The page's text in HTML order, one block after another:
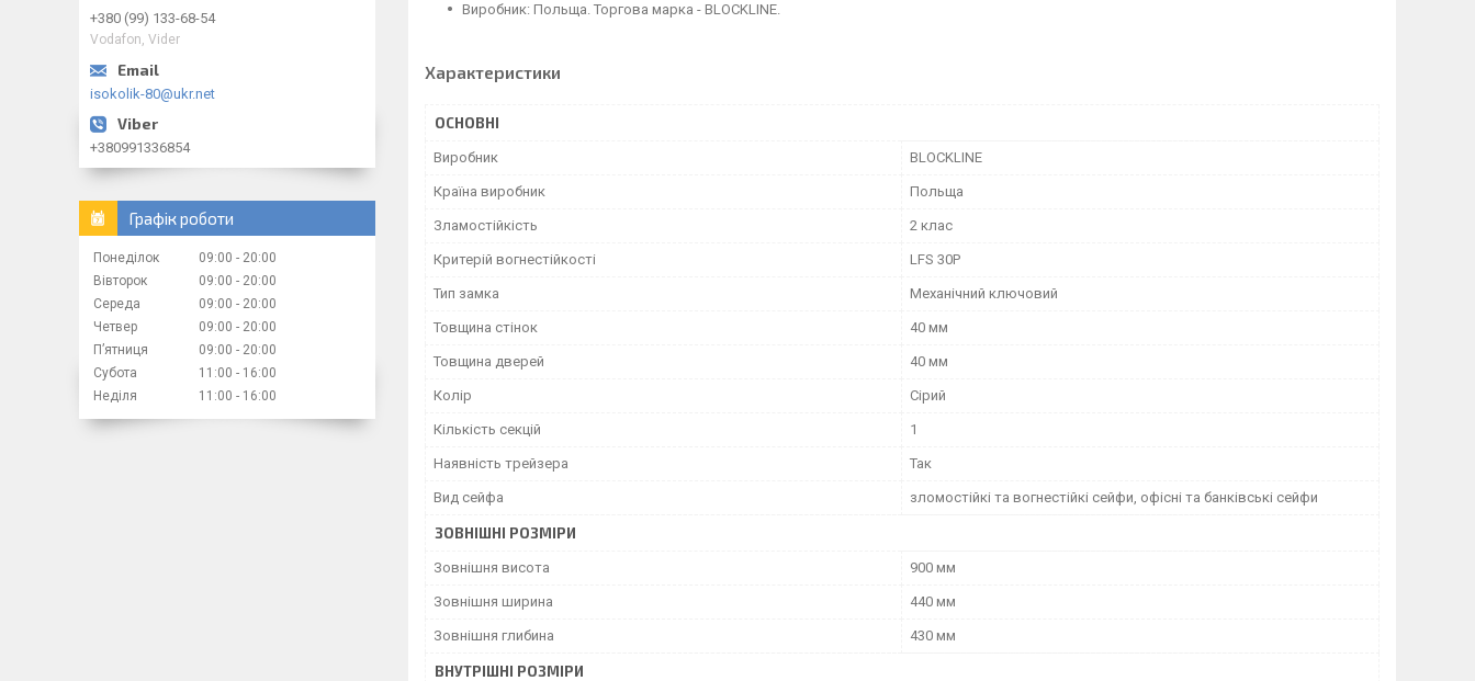
Виробник: Польща. Торгова марка - BLOCKLINE.
Характеристики
ОСНОВНІ
Виробник BLOCKLINE
Країна виробник Польща
Зламостійкість 2 клас
Критерій вогнестійкості LFS 30P
Тип замка Механічний ключовий
Товщина стінок 40 мм
Товщина дверей 40 мм
Колір Сірий
Кількість секцій 1
Наявність трейзера Так
Вид сейфа зломостійкі та вогнестійкі сейфи, офісні та банківські сейфи
ЗОВНІШНІ РОЗМІРИ
Зовнішня висота 900 мм
Зовнішня ширина 440 мм
Зовнішня глибина 430 мм
ВНУТРІШНІ РОЗМІРИ
+380 (99) 133-68-54
Vodafon, Vider
isokolik-80@ukr.net
+380991336854
Графік роботи
Понеділок 09:00
20:00
Вівторок
09:00
20:00
Середа
09:00
20:00
Четвер
09:00
20:00
Пʼятниця
09:00
20:00
Субота
11:00
16:00
Неділя
11:00 16:00